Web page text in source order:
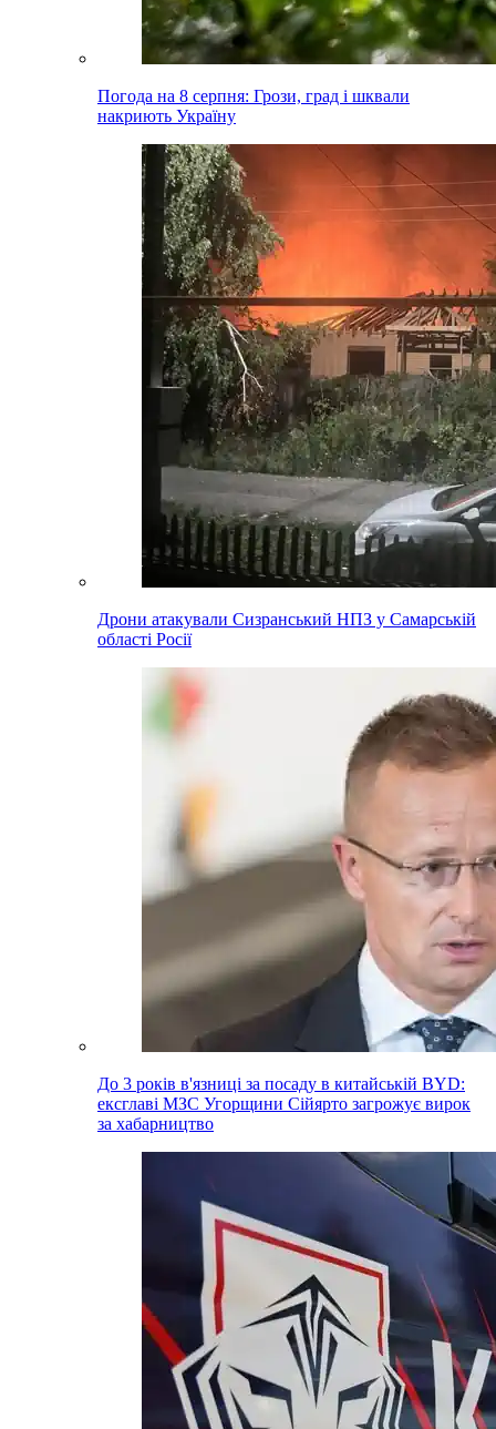
Погода на 8 серпня: Грози, град і шквали
накриють Україну
Дрони атакували Сизранський НПЗ у Самарській
області Росії
До 3 років в'язниці за посаду в китайській BYD:
ексглаві МЗС Угорщини Сійярто загрожує вирок
за хабарництво